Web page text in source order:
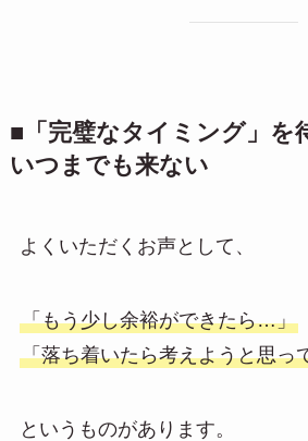
■「完璧なタイミング」を
いつまでも来ない
よくいただくお声として、
「もう少し余裕ができたら…」
「落ち着いたら考えようと思っ
というものがあります。